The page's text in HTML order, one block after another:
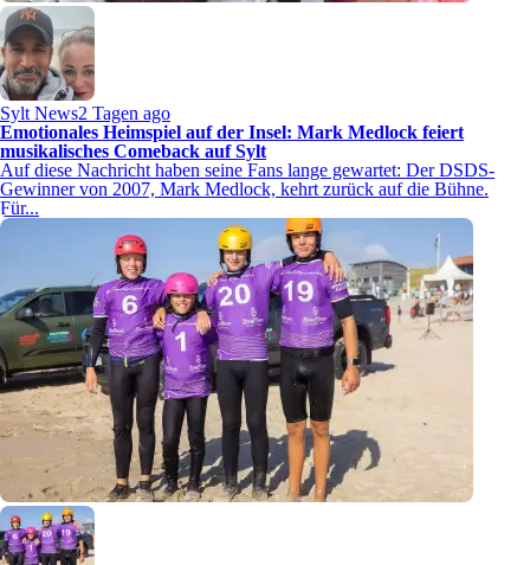
Sylt News2 Tagen ago
Emotionales Heimspiel auf der Insel: Mark Medlock feiert
musikalisches Comeback auf Sylt
Auf diese Nachricht haben seine Fans lange gewartet: Der DSDS-
Gewinner von 2007, Mark Medlock, kehrt zurück auf die Bühne.
Für...